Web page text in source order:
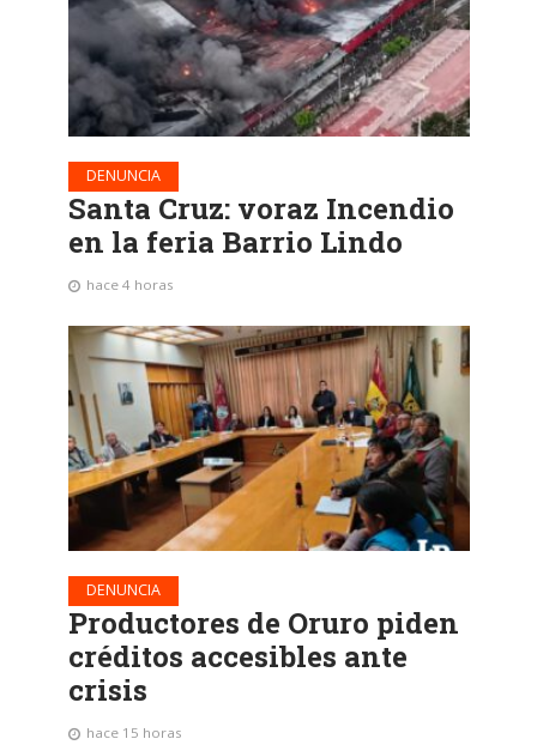
DENUNCIA
Santa Cruz: voraz Incendio
en la feria Barrio Lindo
hace 4 horas
DENUNCIA
Productores de Oruro piden
créditos accesibles ante
crisis
hace 15 horas